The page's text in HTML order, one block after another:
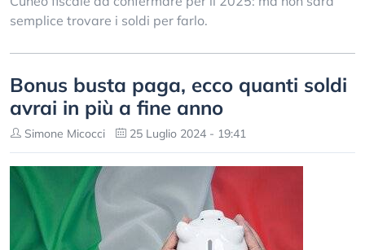
semplice trovare i soldi per farlo.
Bonus busta paga, ecco quanti soldi
avrai in più a fine anno
Simone Micocci 25 Luglio 2024 - 19:41